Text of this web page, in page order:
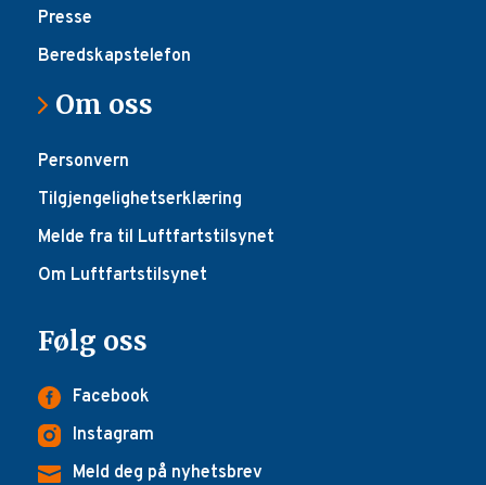
Presse
Beredskapstelefon
Om oss
Personvern
Tilgjengelighetserklæring
Melde fra til Luftfartstilsynet
Om Luftfartstilsynet
Følg oss
Facebook
Instagram
Meld deg på nyhetsbrev